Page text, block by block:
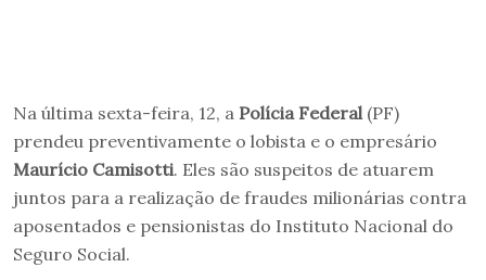
Na última sexta-feira, 12, a Polícia Federal (PF)
prendeu preventivamente o lobista e o empresário
Maurício Camisotti. Eles são suspeitos de atuarem
juntos para a realização de fraudes milionárias contra
aposentados e pensionistas do Instituto Nacional do
Seguro Social.